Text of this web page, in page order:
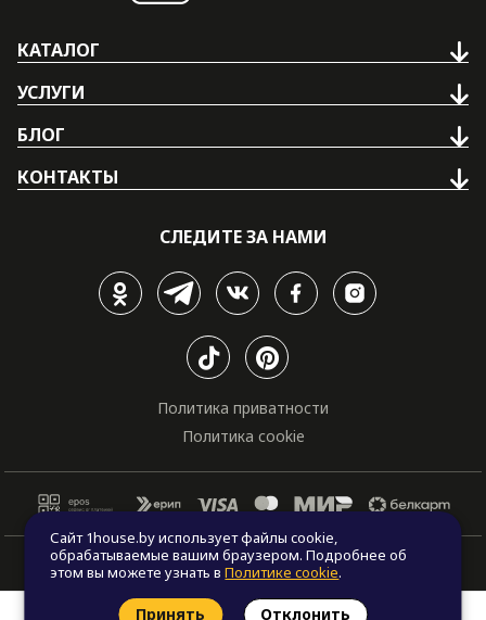
КАТАЛОГ
УСЛУГИ
БЛОГ
КОНТАКТЫ
СЛЕДИТЕ ЗА НАМИ
Политика приватности
Политика cookie
© Все права защищены. "One house", 2011 - 2026
Сайт 1house.by использует файлы cookie,
обрабатываемые вашим браузером. Подробнее об
этом вы можете узнать вПолитике cookie.
Принять Отклонить